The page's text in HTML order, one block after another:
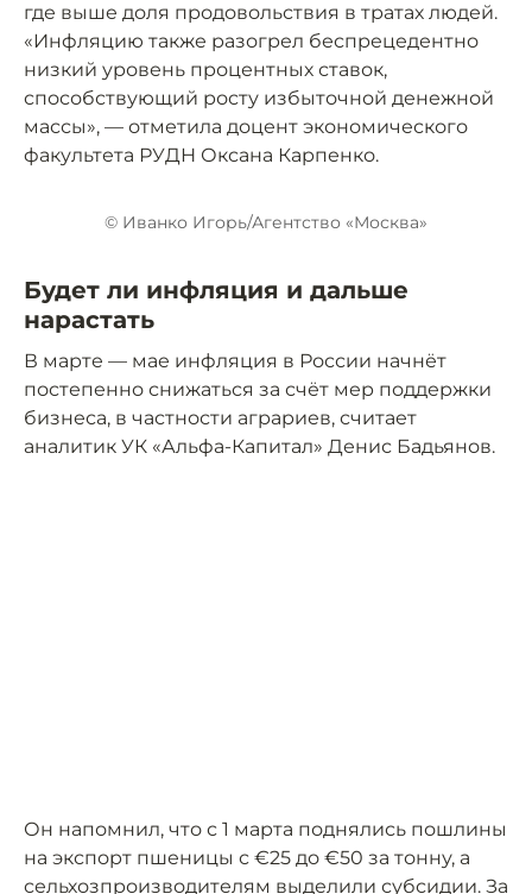
где выше доля продовольствия в тратах людей.
«Инфляцию также разогрел беспрецедентно
низкий уровень процентных ставок,
способствующий росту избыточной денежной
массы», — отметила доцент экономического
факультета РУДН Оксана Карпенко.
© Иванко Игорь/Агентство «Москва»
Будет ли инфляция и дальше
нарастать
В марте — мае инфляция в России начнёт
постепенно снижаться за счёт мер поддержки
бизнеса, в частности аграриев, считает
аналитик УК «Альфа-Капитал» Денис Бадьянов.
Он напомнил, что с 1 марта поднялись пошлины
на экспорт пшеницы с €25 до €50 за тонну, а
сельхозпроизводителям выделили субсидии. За